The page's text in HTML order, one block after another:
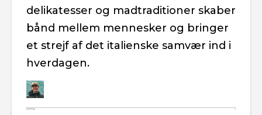
delikatesser og madtraditioner skaber
bånd mellem mennesker og bringer
et strejf af det italienske samvær ind i
hverdagen.